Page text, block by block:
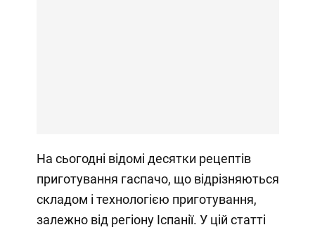
На сьогодні відомі десятки рецептів
приготування гаспачо, що відрізняються
складом і технологією приготування,
залежно від регіону Іспанії. У цій статті